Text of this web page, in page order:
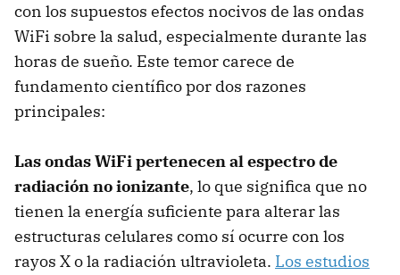
con los supuestos efectos nocivos de las ondas
WiFi sobre la salud, especialmente durante las
horas de sueño. Este temor carece de
fundamento científico por dos razones
principales:
Las ondas WiFi pertenecen al espectro de
radiación no ionizante, lo que significa que no
tienen la energía suficiente para alterar las
estructuras celulares como sí ocurre con los
rayos X o la radiación ultravioleta. Los estudios